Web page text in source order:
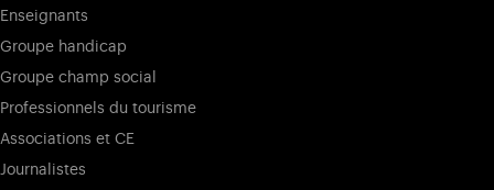
Enseignants
Groupe handicap
Groupe champ social
Professionnels du tourisme
Associations et CE
Journalistes